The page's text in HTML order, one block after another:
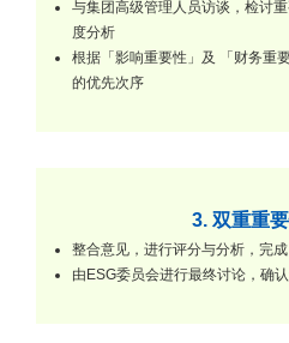
与集团高级管理人员访谈，检讨
度分析
根据「影响重要性」及 「财务重
的优先次序
3. 双重重
整合意见，进行评分与分析，完成
由ESG委员会进行最终讨论，确